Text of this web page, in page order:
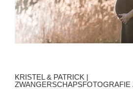
KRISTEL & PATRICK |
ZWANGERSCHAPSFOTOGRAFIE